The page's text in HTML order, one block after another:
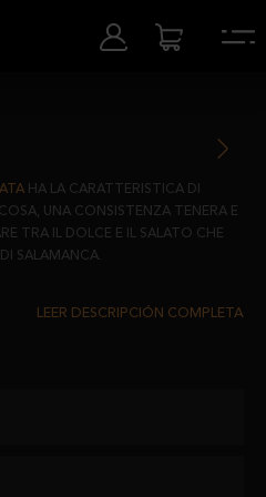
HA LA CARATTERISTICA DI
UNA CONSISTENZA TENERA E
TRA IL DOLCE E IL SALATO CHE
SALAMANCA.
ALLEVATI LIBERAMENTE NEI NOSTRI
CON LA MIGLIORE QUALITÀ.